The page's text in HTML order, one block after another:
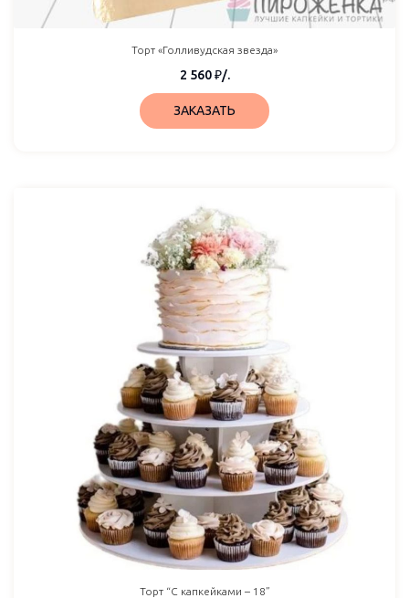
Торт «Голливудская звезда»
2 560₽/.
ЗАКАЗАТЬ
Торт “С капкейками – 18”